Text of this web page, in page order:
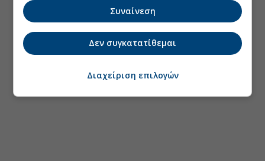
Συναίνεση
Δεν συγκατατίθεμαι
Διαχείριση επιλογών